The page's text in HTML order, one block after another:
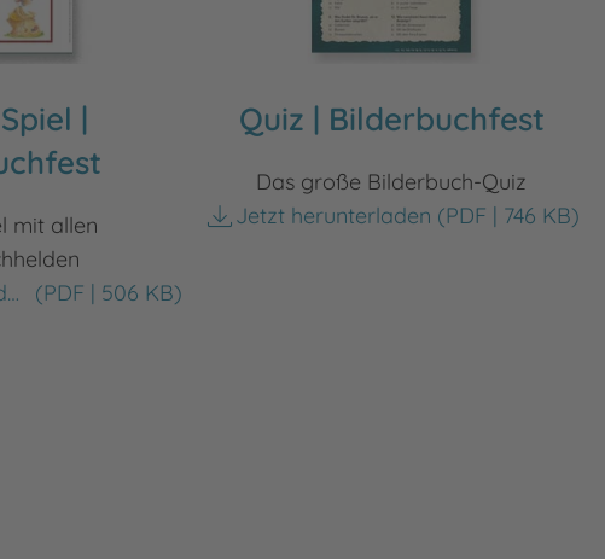
|
mit allen
Jetzt herunterladen
(PDF | 506 KB)
Quiz | Bilderbuchfest
Das große Bilderbuch-Quiz
Jetzt herunterladen (PDF | 746 KB)